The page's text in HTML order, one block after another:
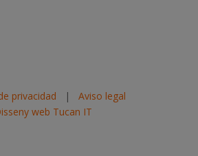
privacidad | Aviso legal
web Tucan IT